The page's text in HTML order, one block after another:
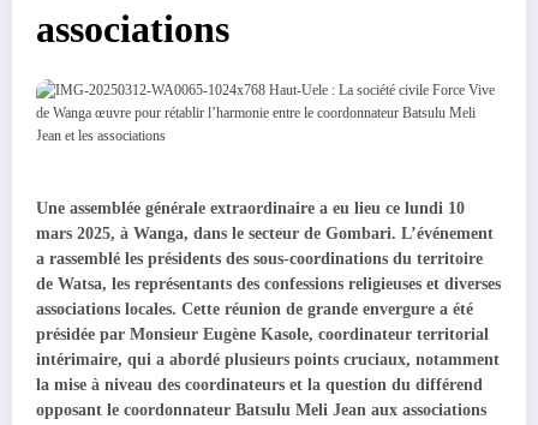
associations
Une assemblée générale extraordinaire a eu lieu ce lundi 10
mars 2025, à Wanga, dans le secteur de Gombari. L’événement
a rassemblé les présidents des sous-coordinations du territoire
de Watsa, les représentants des confessions religieuses et diverses
associations locales. Cette réunion de grande envergure a été
présidée par Monsieur Eugène Kasole, coordinateur territorial
intérimaire, qui a abordé plusieurs points cruciaux, notamment
la mise à niveau des coordinateurs et la question du différend
opposant le coordonnateur Batsulu Meli Jean aux associations